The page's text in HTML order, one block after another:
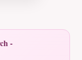
-